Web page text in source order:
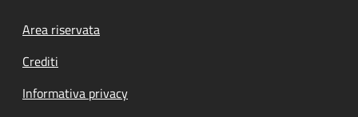
Footer menu
Area riservata
Crediti
Informativa privacy